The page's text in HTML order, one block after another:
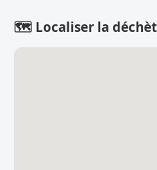
🗺️ Localiser la